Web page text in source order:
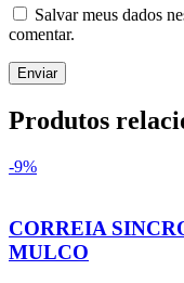
Salvar meus dados
comentar.
Produtos
-9%
CORREIA
MULCO